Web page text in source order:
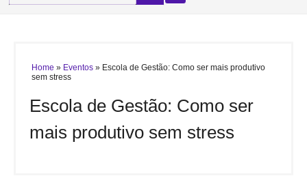
Home » Eventos » Escola de Gestão: Como ser mais produtivo
sem stress
Escola de Gestão: Como ser
mais produtivo sem stress